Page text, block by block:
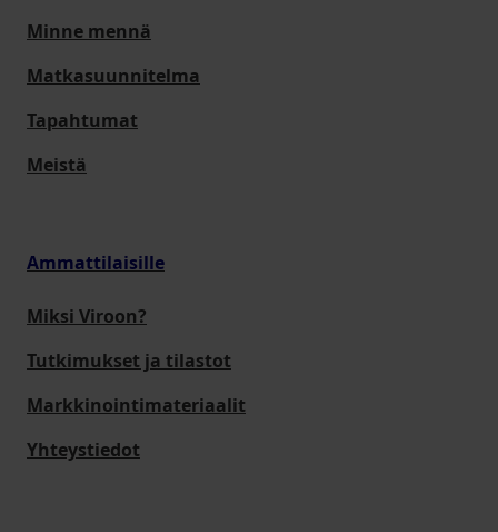
Minne mennä
Matkasuunnitelma
Tapahtumat
Meistä
Ammattilaisille
Miksi Viroon?
Tutkimukset ja tilastot
Markkinointimateriaalit
Yhteystiedot